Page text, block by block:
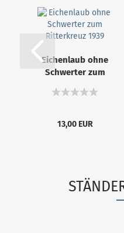
Eichenlaub ohne
Schwerter zum
13,00 EUR